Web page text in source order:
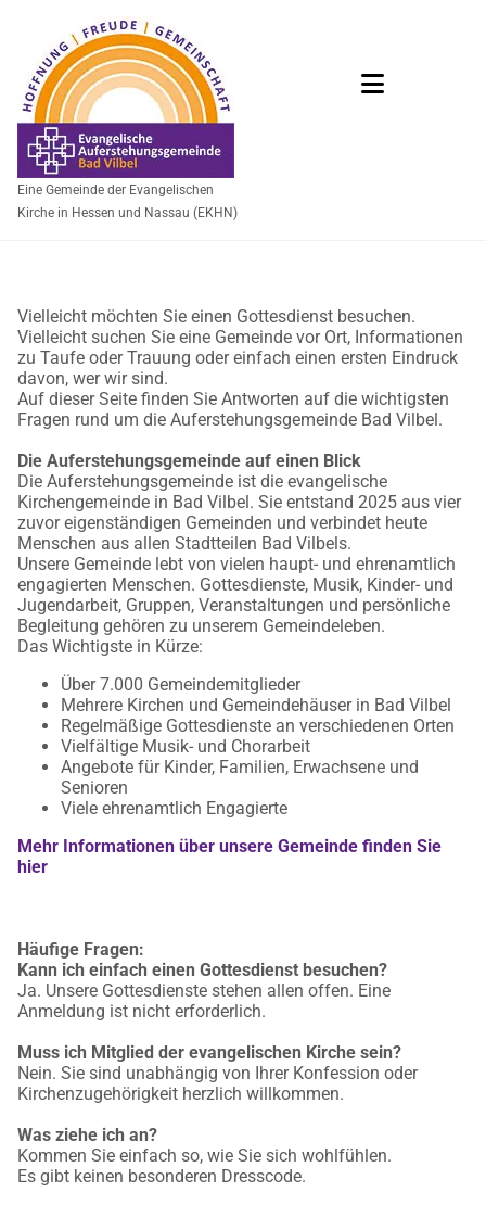
Eine Gemeinde der Evangelischen
Kirche in Hessen und Nassau (EKHN)
Vielleicht möchten Sie einen Gottesdienst besuchen.
Vielleicht suchen Sie eine Gemeinde vor Ort, Informationen
zu Taufe oder Trauung oder einfach einen ersten Eindruck
davon, wer wir sind.
Auf dieser Seite finden Sie Antworten auf die wichtigsten
Fragen rund um die Auferstehungsgemeinde Bad Vilbel.
Die Auferstehungsgemeinde auf einen Blick
Die Auferstehungsgemeinde ist die evangelische
Kirchengemeinde in Bad Vilbel. Sie entstand 2025 aus vier
zuvor eigenständigen Gemeinden und verbindet heute
Menschen aus allen Stadtteilen Bad Vilbels.
Unsere Gemeinde lebt von vielen haupt- und ehrenamtlich
engagierten Menschen. Gottesdienste, Musik, Kinder- und
Jugendarbeit, Gruppen, Veranstaltungen und persönliche
Begleitung gehören zu unserem Gemeindeleben.
Das Wichtigste in Kürze:
Über 7.000 Gemeindemitglieder
Mehrere Kirchen und Gemeindehäuser in Bad Vilbel
Regelmäßige Gottesdienste an verschiedenen Orten
Vielfältige Musik- und Chorarbeit
Angebote für Kinder, Familien, Erwachsene und
Senioren
Viele ehrenamtlich Engagierte
Mehr Informationen über unsere Gemeinde finden Sie
hier
Häufige Fragen:
Kann ich einfach einen Gottesdienst besuchen?
Ja. Unsere Gottesdienste stehen allen offen. Eine
Anmeldung ist nicht erforderlich.
Muss ich Mitglied der evangelischen Kirche sein?
Nein. Sie sind unabhängig von Ihrer Konfession oder
Kirchenzugehörigkeit herzlich willkommen.
Was ziehe ich an?
Kommen Sie einfach so, wie Sie sich wohlfühlen.
Es gibt keinen besonderen Dresscode.